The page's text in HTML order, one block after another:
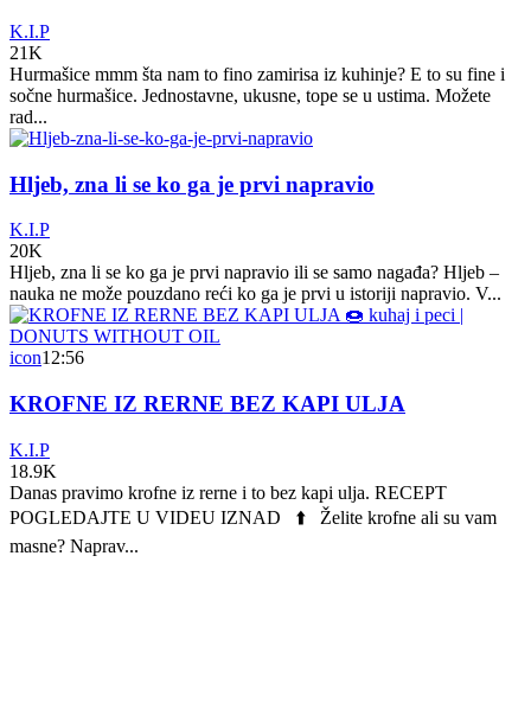
K.I.P
21K
Hurmašice mmm šta nam to fino zamirisa iz kuhinje? E to su fine i
sočne hurmašice. Jednostavne, ukusne, tope se u ustima. Možete
rad...
Hljeb, zna li se ko ga je prvi napravio
K.I.P
20K
Hljeb, zna li se ko ga je prvi napravio ili se samo nagađa? Hljeb –
nauka ne može pouzdano reći ko ga je prvi u istoriji napravio. V...
icon12:56
KROFNE IZ RERNE BEZ KAPI ULJA
K.I.P
18.9K
Danas pravimo krofne iz rerne i to bez kapi ulja. RECEPT
POGLEDAJTE U VIDEU IZNAD ⬆️ Želite krofne ali su vam
masne? Naprav...